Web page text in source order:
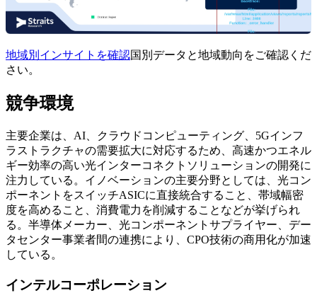
地域別インサイトを確認国別データと地域動向をご確認くだ
さい。
競争環境
主要企業は、AI、クラウドコンピューティング、5Gインフ
ラストラクチャの需要拡大に対応するため、高速かつエネル
ギー効率の高い光インターコネクトソリューションの開発に
注力している。イノベーションの主要分野としては、光コン
ポーネントをスイッチASICに直接統合すること、帯域幅密
度を高めること、消費電力を削減することなどが挙げられ
る。半導体メーカー、光コンポーネントサプライヤー、デー
タセンター事業者間の連携により、CPO技術の商用化が加速
している。
インテルコーポレーション